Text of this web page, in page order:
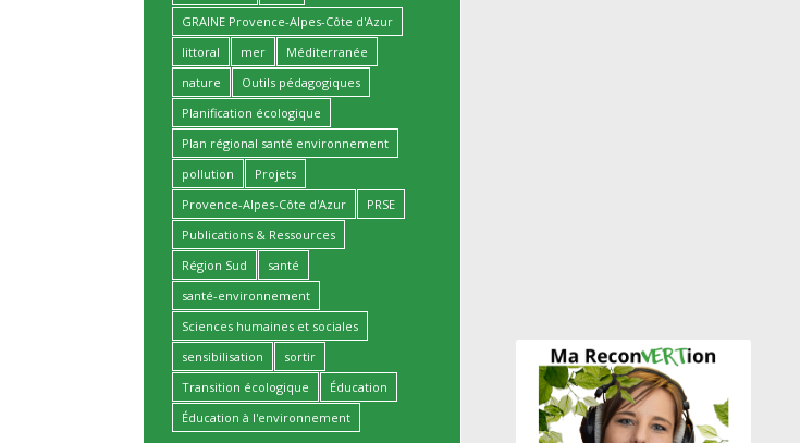
GRAINE Provence-Alpes-Côte d'Azur
littoral
mer
Méditerranée
nature
Outils pédagogiques
Planification écologique
Plan régional santé environnement
pollution
Projets
Provence-Alpes-Côte d'Azur
PRSE
Publications & Ressources
Région Sud
santé
santé-environnement
Sciences humaines et sociales
sensibilisation
sortir
Transition écologique
Éducation
Éducation à l'environnement